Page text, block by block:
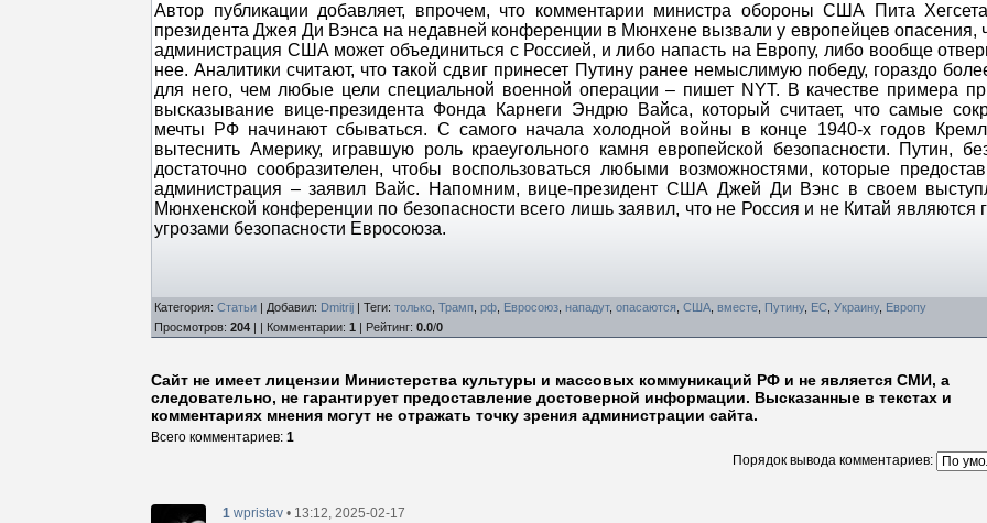
Автор публикации добавляет, впрочем, что комментарии министра обороны США Пита
президента Джея Ди Вэнса на недавней конференции в Мюнхене вызвали у европейцев опасения,
администрация США может объединиться с Россией, и либо напасть на Европу, либо вообще
нее. Аналитики считают, что такой сдвиг принесет Путину ранее немыслимую победу, гораздо
для него, чем любые цели специальной военной операции – пишет NYT. В качестве примера
высказывание вице-президента Фонда Карнеги Эндрю Вайса, который считает, что самые
мечты РФ начинают сбываться. С самого начала холодной войны в конце 1940-х годов
вытеснить Америку, игравшую роль краеугольного камня европейской безопасности. Путин,
достаточно сообразителен, чтобы воспользоваться любыми возможностями, которые
администрация – заявил Вайс. Напомним, вице-президент США Джей Ди Вэнс в своем
Мюнхенской конференции по безопасности всего лишь заявил, что не Россия и не Китай являются
угрозами безопасности Евросоюза.
Категория: Статьи | Добавил: Dmitrij | Теги: только Трамп рф Евросоюз нападут, опасаются США вместе Путину, ЕС Украину, Европу
Просмотров: 204 | | Комментарии: 1 | Рейтинг: 0.0/0
Сайт не имеет лицензии Министерства культуры и массовых коммуникаций РФ и не является СМИ, а
следовательно, не гарантирует предоставление достоверной информации. Высказанные в текстах и
комментариях мнения могут не отражать точку зрения администрации сайта.
Всего комментариев: 1
Порядок вывода комментариев:
1 wpristav • 13:12, 2025-02-17